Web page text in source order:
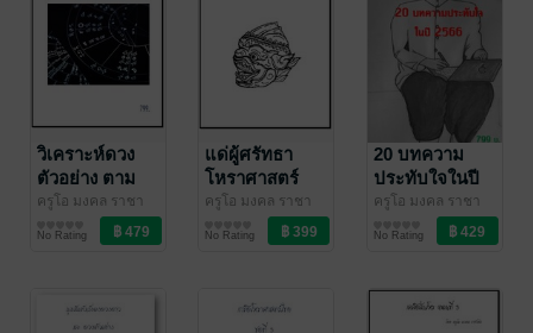
วิเคราะห์ดวง
ตัวอย่าง ตาม
หลัก
โหราศาสตร์
ครูโอ มงคล ราชา
/ บุษกรจันทร์
ดวงพยากรณ์/ฮวง
จุ้ย/โหราศาสตร์
No Rating
แด่ผู้ศรัทธา
โหราศาสตร์
ครูโอ มงคล ราชา
/ บุษกรจันทร์
ดวงพยากรณ์/ฮวง
จุ้ย/โหราศาสตร์
No Rating
20 บทความ
ประทับใจในปี
2566
ครูโอ มงคล ราชา
/ บุษกรจันทร์
ดวงพยากรณ์/ฮวง
จุ้ย/โหราศาสตร์
No Rating